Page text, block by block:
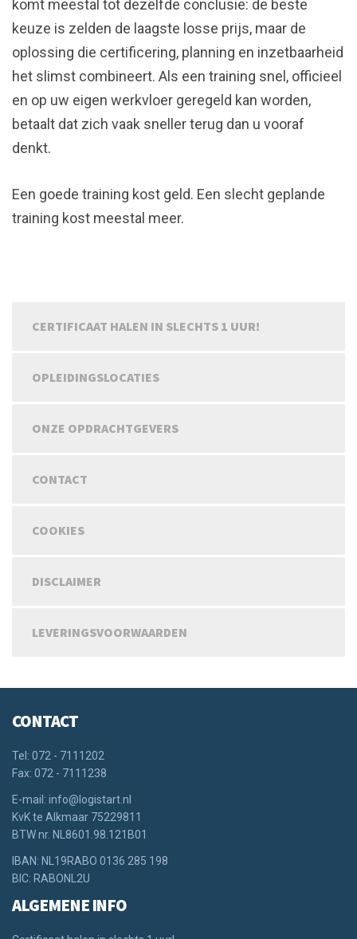
komt meestal tot dezelfde conclusie: de beste
keuze is zelden de laagste losse prijs, maar de
oplossing die certificering, planning en inzetbaarheid
het slimst combineert. Als een training snel, officieel
en op uw eigen werkvloer geregeld kan worden,
betaalt dat zich vaak sneller terug dan u vooraf
denkt.
Een goede training kost geld. Een slecht geplande
training kost meestal meer.
CERTIFICAAT HALEN IN SLECHTS 1 UUR!
OPLEIDINGSLOCATIES
ONZE OPDRACHTGEVERS
CONTACT
COOKIES
DISCLAIMER
LEVERINGSVOORWAARDEN
CONTACT
Tel: 072 - 7111202
Fax: 072 - 7111238
E-mail: info@logistart.nl
KvK te Alkmaar 75229811
BTW nr. NL8601.98.121B01
IBAN: NL19RABO 0136 285 198
BIC: RABONL2U
ALGEMENE INFO